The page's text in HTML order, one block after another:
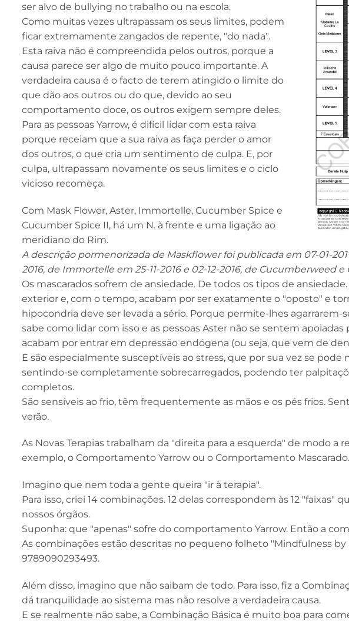
ser alvo de bullying no trabalho ou na escola.
Como muitas vezes ultrapassam os seus limites, podem
ficar extremamente zangados de repente, "do nada".
Esta raiva não é compreendida pelos outros, porque a
causa parece ser algo de muito pouco importante. A
verdadeira causa é o facto de terem atingido o limite do
que dão aos outros ou do que, devido ao seu
comportamento doce, os outros exigem sempre deles.
Para as pessoas Yarrow, é difícil lidar com esta raiva
porque receiam que a sua raiva as faça perder o amor
dos outros, o que cria um sentimento de culpa. E, por
culpa, ultrapassam novamente os seus limites e o ciclo
vicioso recomeça.
Com Mask Flower, Aster, Immortelle, Cucumber Spice e
Cucumber Spice II, há um N. à frente e uma ligação ao
meridiano do Rim.
A descrição pormenorizada de Maskflower foi publicada em 07-01-
2016, de Immortelle em 25-11-2016 e 02-12-2016, de Cucumberweed
Os mascarados sofrem de ansiedade. De todos os tipos de
exterior e, com o tempo, acabam por ser exatamente o "oposto" e
hipocondria deve ser levada a sério. Porque permite-lhes agarrarem-
sabe como lidar com isso e as pessoas Aster não se sentem apoiadas
acabam por entrar em depressão endógena (ou seja, que vem de
E são especialmente susceptíveis ao stress, que por sua vez se
sentindo-se completamente sobrecarregados, podendo ter
completos.
São sensíveis ao frio, têm frequentemente as mãos e os pés frios.
verão.
As Novas Terapias trabalham da "direita para a esquerda" de modo a
exemplo, o Comportamento Yarrow ou o Comportamento Mascarado.
Imagino que nem toda a gente queira "ir à terapia".
Para isso, criei 14 combinações. 12 delas correspondem às 12
nossos órgãos.
Suponha: que "apenas" sofre do comportamento Yarrow. Então a
As combinações estão descritas no pequeno folheto "Mindfulness by
9789090293493.
Além disso, imagino que não saibam de todo. Para isso, fiz a
dá tranquilidade ao sistema mas não resolve a verdadeira causa.
E se realmente não sabe, a Combinação Básica é muito boa para